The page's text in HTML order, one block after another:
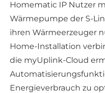
Homematic IP Nutzer
Wärmepumpe der S-
ihren Wärmeerzeuger
Home-Installation
die myUplink-Cloud
Energieverbrauch zu